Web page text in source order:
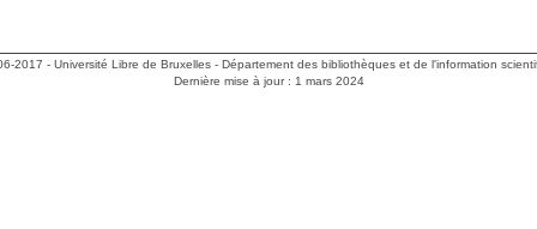
2017 - Université Libre de Bruxelles - Département des bibliothèques et de l'information
Dernière mise à jour : 1 mars 2024